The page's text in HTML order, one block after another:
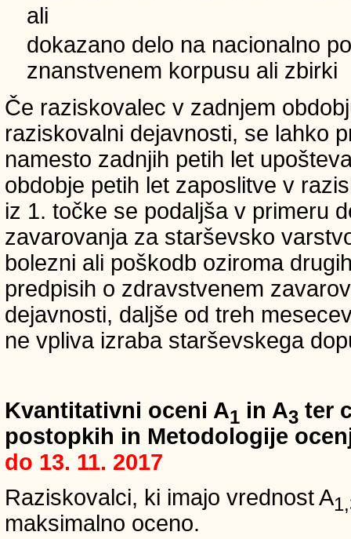
ali
dokazano delo na nacionalno
znanstvenem korpusu ali zbirki
Če raziskovalec v zadnjem
raziskovalni dejavnosti, se lahko
namesto zadnjih petih let
obdobje petih let zaposlitve v
iz 1. točke se podaljša v primeru
zavarovanja za starševsko
bolezni ali poškodb oziroma
predpisih o zdravstvenem
dejavnosti, daljše od treh
ne vpliva izraba starševskega
Kvantitativni oceni A1 in A3 ter
postopkih in Metodologije
do 13. 11. 2017
Raziskovalci, ki imajo vrednost A
maksimalno oceno.